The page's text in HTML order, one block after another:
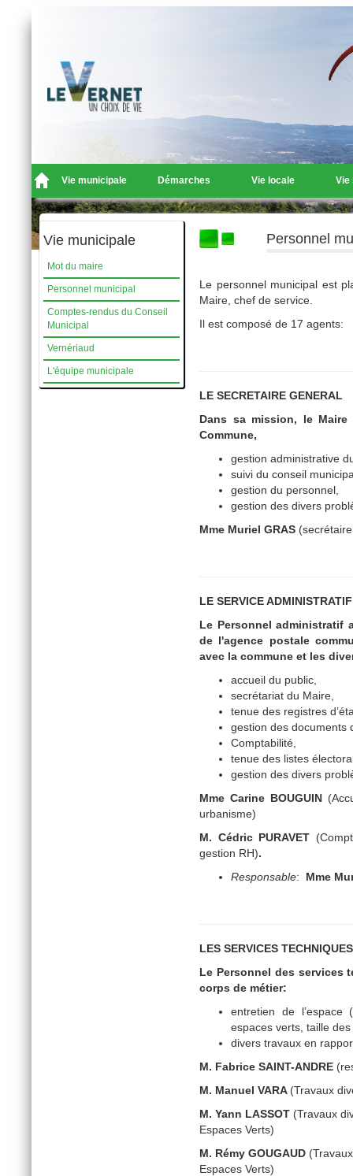
Vie municipale Démarches Vie locale Vie
Vie municipale
Mot du maire
Personnel municipal
Comptes-rendus du Conseil
Municipal
Vernériaud
L'équipe municipale
Personnel
Le personnel municipal est
Maire, chef de service.
Il est composé de 17 agents:
LE SECRETAIRE GENERAL
Dans sa mission, le
Commune,
gestion administrative
suivi du conseil
gestion du personnel,
gestion des divers
Mme Muriel GRAS
LE SERVICE ADMINISTRATIF
Le Personnel administratif
de l'agence postale
avec la commune et les
accueil du public,
secrétariat du Maire,
tenue des registres
gestion des documents
Comptabilité,
tenue des listes
gestion des divers
Mme Carine BOUGUIN
urbanisme)
M. Cédric PURAVET
gestion RH).
Responsable: Mme
LES SERVICES TECHNIQUES
Le Personnel des services
corps de métier:
entretien de l’espace
espaces verts, taille
divers travaux en
M. Fabrice SAINT-ANDRE
M. Manuel VARA (Travaux
M. Yann LASSOT (Travaux
Espaces Verts)
M. Rémy GOUGAUD
Espaces Verts)